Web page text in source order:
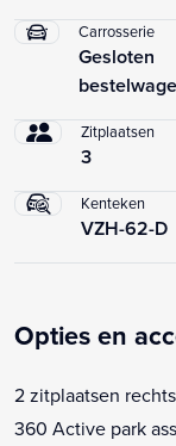
Carrosserie
Gesloten
Zitplaatsen
3
Kenteken
VZH-62-D
Opties en
2 zitplaatsen
360 Active park